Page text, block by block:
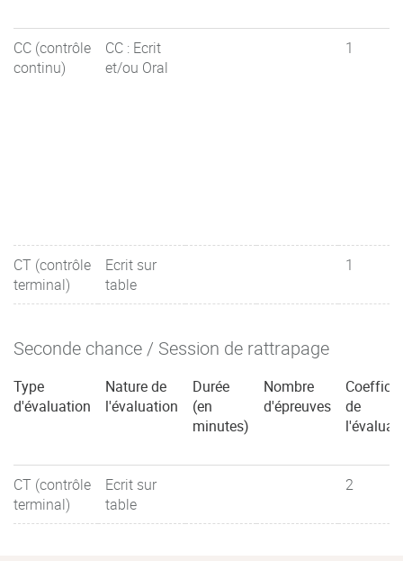
CC (contrôle
continu)
CC : Ecrit
et/ou Oral
1
CT (contrôle
terminal)
Ecrit sur
table
1
Seconde chance / Session de rattrapage
Type
d'évaluation
Nature de
l'évaluation
Durée
(en
minutes)
Nombre
d'épreuves
de
CT (contrôle
terminal)
Ecrit sur
table
2